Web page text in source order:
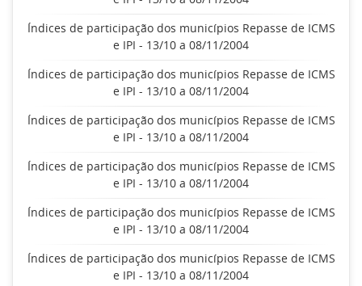
Índices de participação dos municípios Repasse de ICMS
e IPI - 13/10 a 08/11/2004
Índices de participação dos municípios Repasse de ICMS
e IPI - 13/10 a 08/11/2004
Índices de participação dos municípios Repasse de ICMS
e IPI - 13/10 a 08/11/2004
Índices de participação dos municípios Repasse de ICMS
e IPI - 13/10 a 08/11/2004
Índices de participação dos municípios Repasse de ICMS
e IPI - 13/10 a 08/11/2004
Índices de participação dos municípios Repasse de ICMS
e IPI - 13/10 a 08/11/2004